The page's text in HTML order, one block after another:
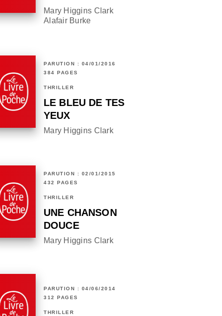
Mary Higgins Clark
Alafair Burke
PARUTION : 04/01/2016
384 PAGES
THRILLER
LE BLEU DE TES
YEUX
Mary Higgins Clark
PARUTION : 02/01/2015
432 PAGES
THRILLER
UNE CHANSON
DOUCE
Mary Higgins Clark
PARUTION : 04/06/2014
312 PAGES
THRILLER